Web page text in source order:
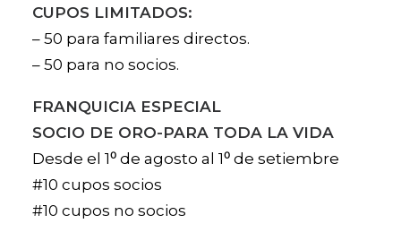
CUPOS LIMITADOS:
– 50 para familiares directos.
– 50 para no socios.
FRANQUICIA ESPECIAL
SOCIO DE ORO-PARA TODA LA VIDA
Desde el 1⁰ de agosto al 1⁰ de setiembre
#10 cupos socios
#10 cupos no socios